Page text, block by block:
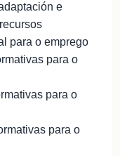
e
para o emprego
para o
para o
para o